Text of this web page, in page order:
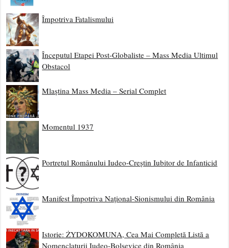
Împotriva Fatalismului
Începutul Etapei Post-Globaliste – Mass Media Ultimul
Obstacol
Mlaștina Mass Media – Serial Complet
Momentul 1937
Portretul Românului Iudeo-Creștin Iubitor de Infanticid
Manifest Împotriva Național-Sionismului din România
Istorie: ŻYDOKOMUNA, Cea Mai Completă Listă a
Nomenclaturii Iudeo-Bolșevice din România